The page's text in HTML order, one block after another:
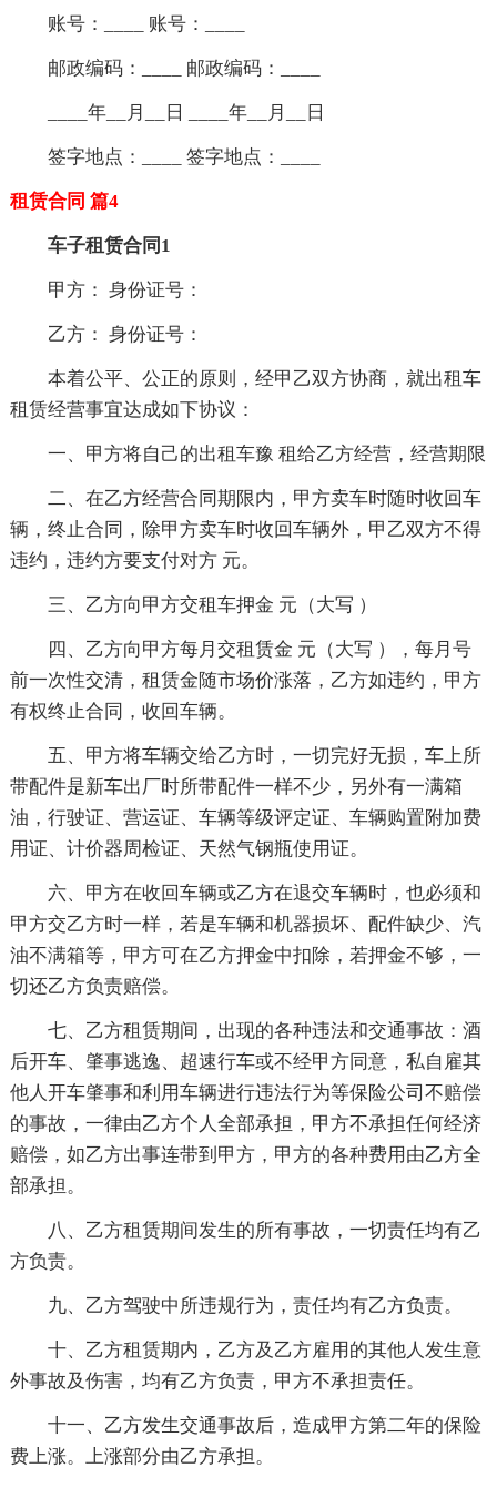
账号：____ 账号：____
邮政编码：____ 邮政编码：____
____年__月__日 ____年__月__日
签字地点：____ 签字地点：____
租赁合同 篇4
车子租赁合同1
甲方： 身份证号：
乙方： 身份证号：
本着公平、公正的原则，经甲乙双方协商，就出租车
租赁经营事宜达成如下协议：
一、甲方将自己的出租车豫 租给乙方经营，经营期限
二、在乙方经营合同期限内，甲方卖车时随时收回车
辆，终止合同，除甲方卖车时收回车辆外，甲乙双方不得
违约，违约方要支付对方 元。
三、乙方向甲方交租车押金 元（大写 ）
四、乙方向甲方每月交租赁金 元（大写 ），每月号
前一次性交清，租赁金随市场价涨落，乙方如违约，甲方
有权终止合同，收回车辆。
五、甲方将车辆交给乙方时，一切完好无损，车上所
带配件是新车出厂时所带配件一样不少，另外有一满箱
油，行驶证、营运证、车辆等级评定证、车辆购置附加费
用证、计价器周检证、天然气钢瓶使用证。
六、甲方在收回车辆或乙方在退交车辆时，也必须和
甲方交乙方时一样，若是车辆和机器损坏、配件缺少、汽
油不满箱等，甲方可在乙方押金中扣除，若押金不够，一
切还乙方负责赔偿。
七、乙方租赁期间，出现的各种违法和交通事故：酒
后开车、肇事逃逸、超速行车或不经甲方同意，私自雇其
他人开车肇事和利用车辆进行违法行为等保险公司不赔偿
的事故，一律由乙方个人全部承担，甲方不承担任何经济
赔偿，如乙方出事连带到甲方，甲方的各种费用由乙方全
部承担。
八、乙方租赁期间发生的所有事故，一切责任均有乙
方负责。
九、乙方驾驶中所违规行为，责任均有乙方负责。
十、乙方租赁期内，乙方及乙方雇用的其他人发生意
外事故及伤害，均有乙方负责，甲方不承担责任。
十一、乙方发生交通事故后，造成甲方第二年的保险
费上涨。上涨部分由乙方承担。